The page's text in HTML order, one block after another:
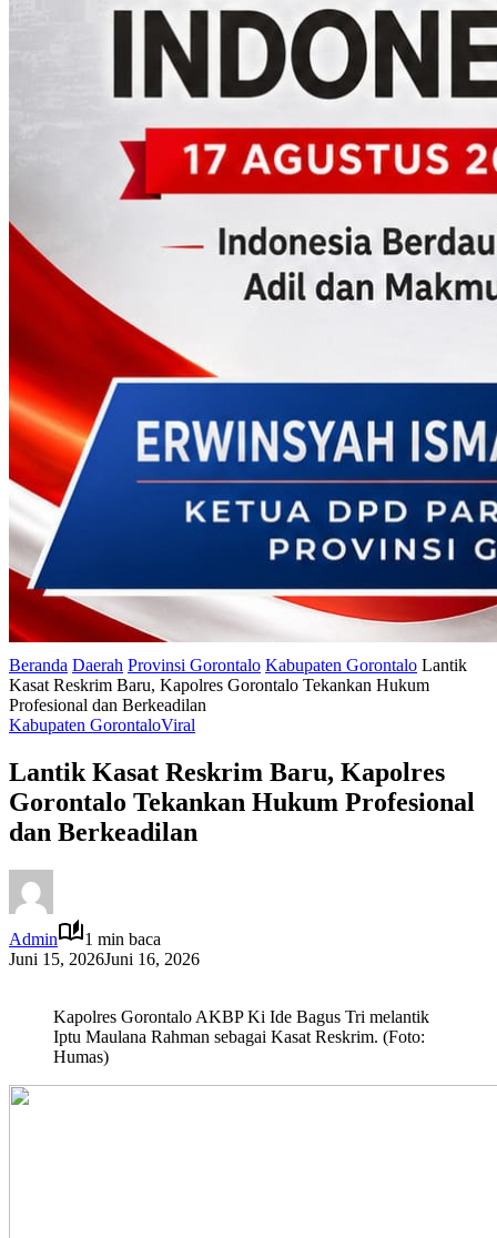
Beranda Daerah Provinsi Gorontalo Kabupaten Gorontalo Lantik
Kasat Reskrim Baru, Kapolres Gorontalo Tekankan Hukum
Profesional dan Berkeadilan
Kabupaten GorontaloViral
Lantik Kasat Reskrim Baru, Kapolres
Gorontalo Tekankan Hukum Profesional
dan Berkeadilan
Admin
1 min baca
Juni 15, 2026Juni 16, 2026
Kapolres Gorontalo AKBP Ki Ide Bagus Tri melantik
Iptu Maulana Rahman sebagai Kasat Reskrim. (Foto:
Humas)